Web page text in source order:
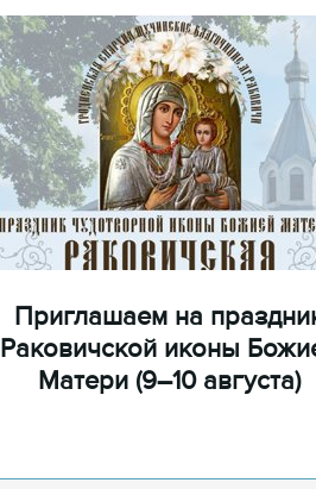
Приглашаем на
Раковичской иконы
Матери (9–10 августа)